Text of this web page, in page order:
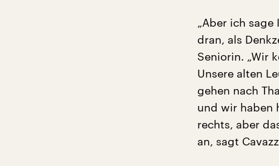
„Aber ich
dran, als
Seniorin. „Wir
Unsere alten
gehen nach
und wir haben
rechts, aber
an, sagt